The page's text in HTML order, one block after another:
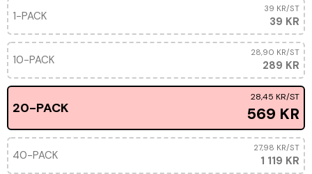
1-PACK 39 KR
39 KR/ST
10-PACK 289 KR
28,90 KR/ST
20-PACK 569 KR
28,45 KR/ST
40-PACK 1 119 KR
27,98 KR/ST